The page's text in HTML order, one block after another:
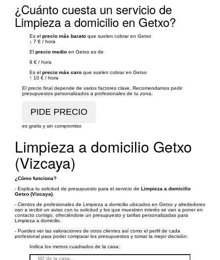
¿Cuánto cuesta un servicio de
Limpieza a domicilio en Getxo?
Es el precio más barato que suelen cobrar en Getxo
↓ 7 € / hora
El precio medio en Getxo es de
9 € / hora
Es el precio más caro que suelen cobrar en Getxo
↑ 10 € / hora
El precio final depende de varios factores clave. Recomendamos pedir
presupuestos personalizados a profesionales de tu zona.
es gratis y sin compromiso
Limpieza a domicilio Getxo
(Vizcaya)
¿Cómo funciona?
- Explica tu solicitud de presupuesto para el servicio de Limpieza a domicilio
Getxo (Vizcaya)
- Cientos de profesionales de Limpieza a domicilio ubicados en Getxo y alrededores
van a recibir un aviso con tu solicitud y los que muestren interés se van a poner en
contacto contigo, ofreciéndote un presupuesto y tarifas personalizadas para
Limpieza a domicilio.
- Puedes ver las valoraciones de otros clientes así como el perfil de cada
profesional para poder comparar los presupuestos y tomar la mejor decisión.
Indica los metros cuadrados de la casa: